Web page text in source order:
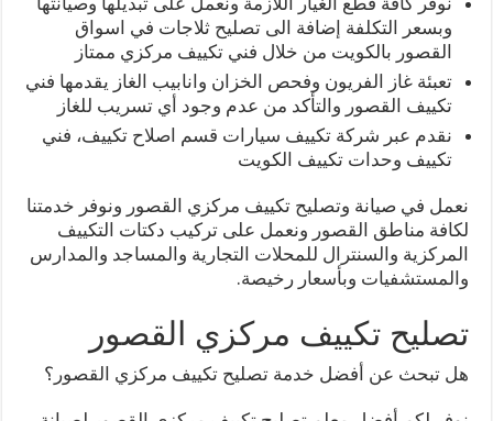
وبسعر التكلفة إضافة الى تصليح ثلاجات في اسواق
القصور بالكويت من خلال فني تكييف مركزي ممتاز
تعبئة غاز الفريون وفحص الخزان وانابيب الغاز يقدمها فني
تكييف القصور والتأكد من عدم وجود أي تسريب للغاز
نقدم عبر شركة تكييف سيارات قسم اصلاح تكييف، فني
تكييف وحدات تكييف الكويت
نعمل في صيانة وتصليح تكييف مركزي القصور ونوفر خدمتنا
لكافة مناطق القصور ونعمل على تركيب دكتات التكييف
المركزية والسنترال للمحلات التجارية والمساجد والمدارس
والمستشفيات وبأسعار رخيصة.
تصليح تكييف مركزي القصور
هل تبحث عن أفضل خدمة تصليح تكييف مركزي القصور؟